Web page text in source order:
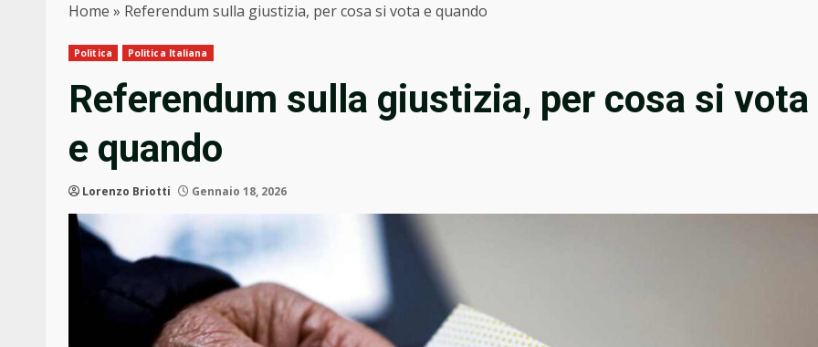
Home » Referendum sulla giustizia, per cosa si vota e quando
Politica Politica Italiana
Referendum sulla giustizia, per cosa si vota
e quando
Lorenzo Briotti Gennaio 18, 2026